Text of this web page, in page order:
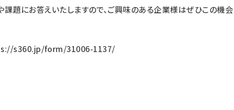
課題にお答えいたしますので、ご興味のある企業様はぜひこの機会
s360.jp/form/31006-1137/